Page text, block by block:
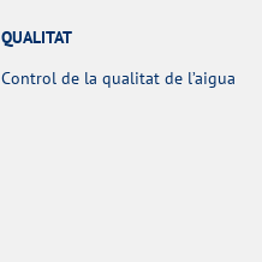
QUALITAT
Control de la qualitat de l’aigua